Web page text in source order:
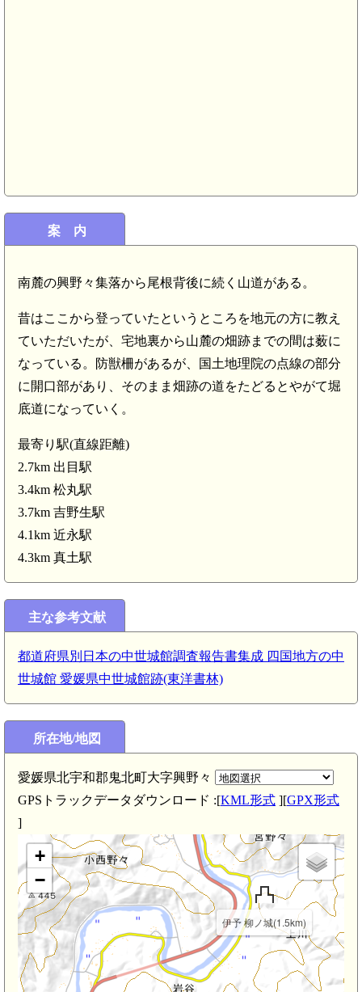
案 内
南麓の興野々集落から尾根背後に続く山道がある。
昔はここから登っていたというところを地元の方に教え
ていただいたが、宅地裏から山麓の畑跡までの間は薮に
なっている。防獣柵があるが、国土地理院の点線の部分
に開口部があり、そのまま畑跡の道をたどるとやがて堀
底道になっていく。
最寄り駅(直線距離)
2.7km 出目駅
3.4km 松丸駅
3.7km 吉野生駅
4.1km 近永駅
4.3km 真土駅
主な参考文献
都道府県別日本の中世城館調査報告書集成 四国地方の中
世城館 愛媛県中世城館跡(東洋書林)
所在地/地図
愛媛県北宇和郡鬼北町大字興野々
GPSトラックデータダウンロード :[KML形式 ][GPX形式
]
伊予 柳ノ城(1.5km)
(4.2km)
+
−